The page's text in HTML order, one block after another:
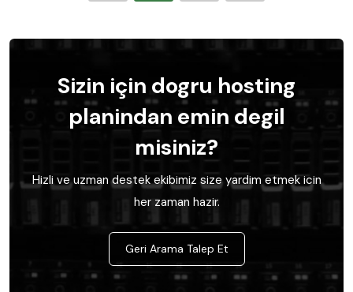
Sizin için dogru hosting
planindan emin degil
misiniz?
Hizli ve uzman destek ekibimiz size yardim etmek icin
her zaman hazir.
Geri Arama Talep Et